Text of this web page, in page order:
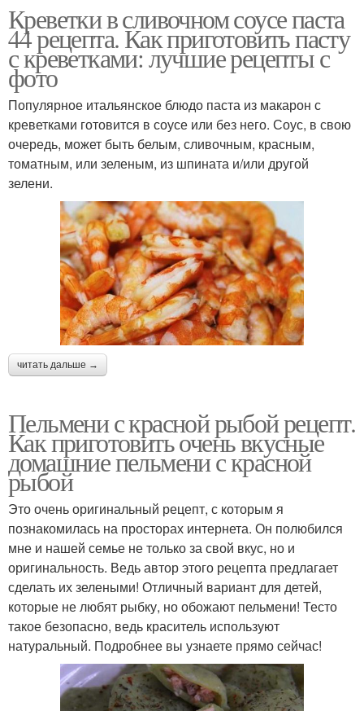
Креветки в сливочном соусе паста
44 рецепта. Как приготовить пасту
с креветками: лучшие рецепты с
фото
Популярное итальянское блюдо паста из макарон с
креветками готовится в соусе или без него. Соус, в свою
очередь, может быть белым, сливочным, красным,
томатным, или зеленым, из шпината и/или другой
зелени.
читать дальше →
Пельмени с красной рыбой рецепт.
Как приготовить очень вкусные
домашние пельмени с красной
рыбой
Это очень оригинальный рецепт, с которым я
познакомилась на просторах интернета. Он полюбился
мне и нашей семье не только за свой вкус, но и
оригинальность. Ведь автор этого рецепта предлагает
сделать их зелеными! Отличный вариант для детей,
которые не любят рыбку, но обожают пельмени! Тесто
такое безопасно, ведь краситель используют
натуральный. Подробнее вы узнаете прямо сейчас!